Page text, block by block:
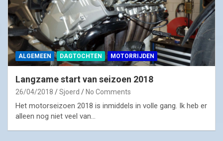
ALGEMEEN DAGTOCHTEN MOTORRIJDEN
Langzame start van seizoen 2018
26/04/2018 Sjoerd No Comments
Het motorseizoen 2018 is inmiddels in volle gang. Ik heb er
alleen nog niet veel van…